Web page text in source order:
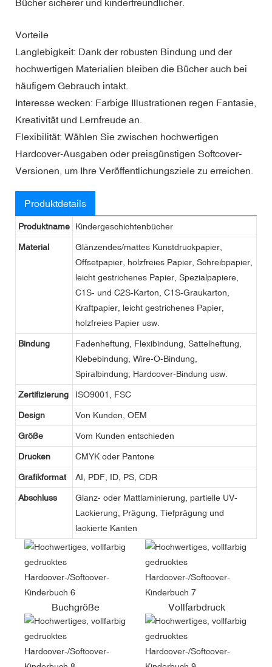
Bücher sicherer und kinderfreundlicher.
Vorteile
Langlebigkeit: Dank der robusten Bindung und der
hochwertigen Materialien bleiben die Bücher auch bei
häufigem Gebrauch intakt.
Interesse wecken: Farbige Illustrationen regen Fantasie,
Kreativität und Lernfreude an.
Flexibilität: Wählen Sie zwischen hochwertigen
Hardcover-Ausgaben oder preisgünstigen Softcover-
Versionen, um Ihre Veröffentlichungsziele zu erreichen.
Produktdetails
Produktname Kindergeschichtenbücher
Material
Glänzendes/mattes Kunstdruckpapier,
Offsetpapier, holzfreies Papier, Schreibpapier,
leicht gestrichenes Papier, Spezialpapiere,
C1S- und C2S-Karton, C1S-Graukarton,
Kraftpapier, leicht gestrichenes Papier,
holzfreies Papier usw.
Bindung
Fadenheftung, Flexibindung, Sattelheftung,
Klebebindung, Wire-O-Bindung,
Spiralbindung, Hardcover-Bindung usw.
Zertifizierung ISO9001, FSC
Design Von Kunden, OEM
Größe Vom Kunden entschieden
Drucken CMYK oder Pantone
Grafikformat AI, PDF, ID, PS, CDR
Abschluss
Glanz- oder Mattlaminierung, partielle UV-
Lackierung, Prägung, Tiefprägung und
lackierte Kanten
Buchgröße Vollfarbdruck